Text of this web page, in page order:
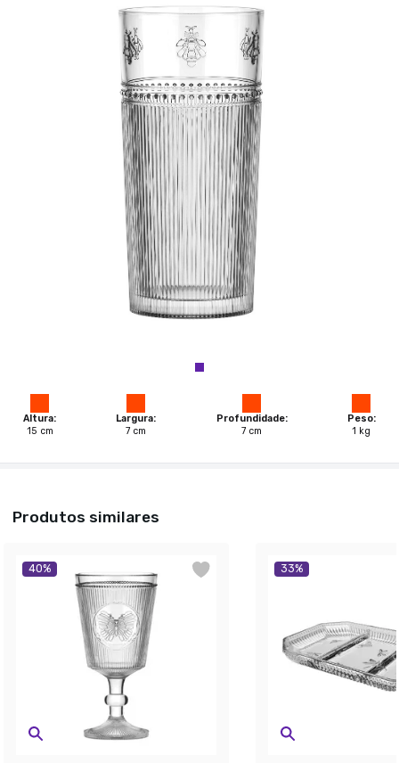
Altura:
15 cm
Largura:
7 cm
Profundidade:
7 cm
Peso:
1 kg
Produtos similares
40% 33%